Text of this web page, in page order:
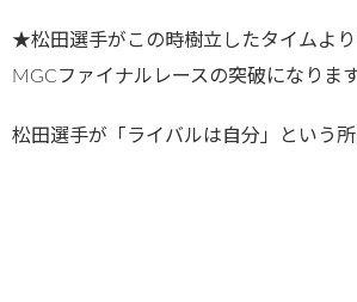
★松田選手がこの時樹立したタイムよ
MGCファイナルレースの突破になります
松田選手が「ライバルは自分」という所